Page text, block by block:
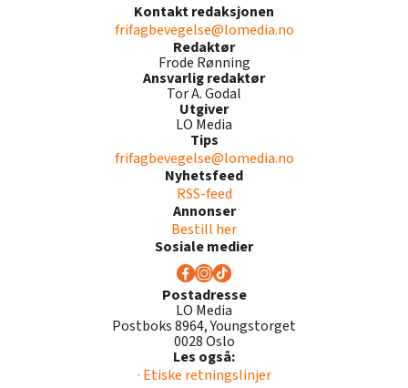
Kontakt redaksjonen
frifagbevegelse@lomedia.no
Redaktør
Frode Rønning
Ansvarlig redaktør
Tor A. Godal
Utgiver
LO Media
Tips
frifagbevegelse@lomedia.no
Nyhetsfeed
RSS-feed
Annonser
Bestill her
Sosiale medier
Postadresse
LO Media
Postboks 8964, Youngstorget
0028 Oslo
Les også:
· Etiske retningslinjer